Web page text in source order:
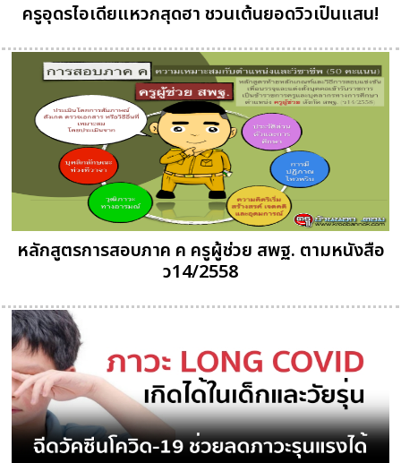
ครูอุดรไอเดียแหวกสุดฮา ชวนเต้นยอดวิวเป็นแสน!
หลักสูตรการสอบภาค ค ครูผู้ช่วย สพฐ. ตามหนังสือ
ว14/2558